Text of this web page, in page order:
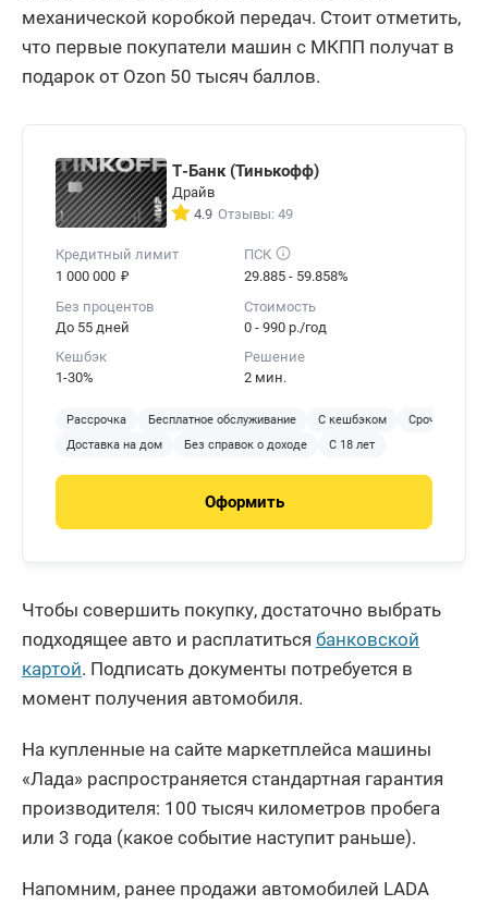
механической коробкой передач. Стоит отметить,
что первые покупатели машин с МКПП получат в
подарок от Ozon 50 тысяч баллов.
Т-Банк (Тинькофф)
Драйв
4.9 Отзывы: 49
Кредитный лимит
1 000 000 ₽
ПСК
29.885 - 59.858%
Без процентов
До 55 дней
Стоимость
0 - 990 р./год
Кешбэк
1-30%
Решение
2 мин.
Рассрочка Бесплатное обслуживание С кешбэком
Срочное
Доставка на дом
Без справок о доходе С 18 лет
Оформить
Чтобы совершить покупку, достаточно выбрать
подходящее авто и расплатиться банковской
картой. Подписать документы потребуется в
момент получения автомобиля.
На купленные на сайте маркетплейса машины
«Лада» распространяется стандартная гарантия
производителя: 100 тысяч километров пробега
или 3 года (какое событие наступит раньше).
Напомним, ранее продажи автомобилей LADA